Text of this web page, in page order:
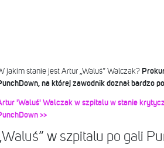
jakim stanie jest Artur „Waluś” Walczak?
na której zawodnik doznał bardzo
'Waluś' Walczak w szpitalu w stanie
>>
w szpitalu po gali